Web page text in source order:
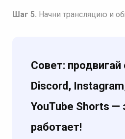
Шаг 5. Начни трансляцию и
Совет: продвигай
Discord,
YouTube Shorts —
работает!